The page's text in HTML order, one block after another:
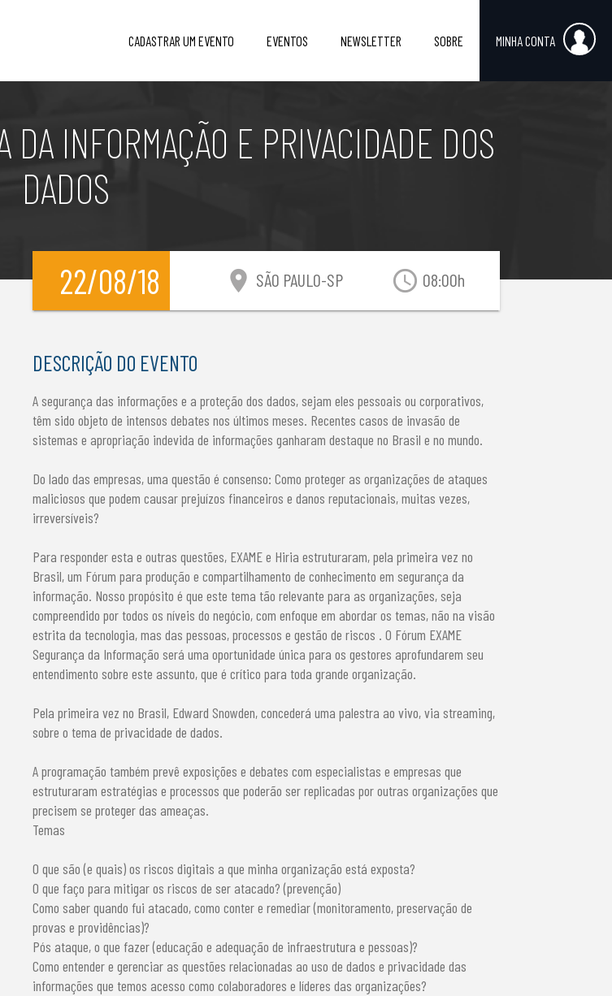
CADASTRAR UM EVENTO EVENTOS NEWSLETTER SOBRE MINHA CONTA
INFORMAÇÃO E PRIVACIDADE DOS
DADOS
22/08/18 access_time 08:00h
location_on SÃO PAULO-SP
DESCRIÇÃO DO EVENTO
A segurança das informações e a proteção dos dados, sejam eles pessoais ou corporativos,
têm sido objeto de intensos debates nos últimos meses. Recentes casos de invasão de
sistemas e apropriação indevida de informações ganharam destaque no Brasil e no mundo.
Do lado das empresas, uma questão é consenso: Como proteger as organizações de ataques
maliciosos que podem causar prejuízos financeiros e danos reputacionais, muitas vezes,
irreversíveis?
Para responder esta e outras questões, EXAME e Hiria estruturaram, pela primeira vez no
Brasil, um Fórum para produção e compartilhamento de conhecimento em segurança da
informação. Nosso propósito é que este tema tão relevante para as organizações, seja
compreendido por todos os níveis do negócio, com enfoque em abordar os temas, não na visão
estrita da tecnologia, mas das pessoas, processos e gestão de riscos . O Fórum EXAME
Segurança da Informação será uma oportunidade única para os gestores aprofundarem seu
entendimento sobre este assunto, que é crítico para toda grande organização.
Pela primeira vez no Brasil, Edward Snowden, concederá uma palestra ao vivo, via streaming,
sobre o tema de privacidade de dados.
A programação também prevê exposições e debates com especialistas e empresas que
estruturaram estratégias e processos que poderão ser replicadas por outras organizações que
precisem se proteger das ameaças.
Temas
O que são (e quais) os riscos digitais a que minha organização está exposta?
O que faço para mitigar os riscos de ser atacado? (prevenção)
Como saber quando fui atacado, como conter e remediar (monitoramento, preservação de
provas e providências)?
Pós ataque, o que fazer (educação e adequação de infraestrutura e pessoas)?
Como entender e gerenciar as questões relacionadas ao uso de dados e privacidade das
informações que temos acesso como colaboradores e líderes das organizações?